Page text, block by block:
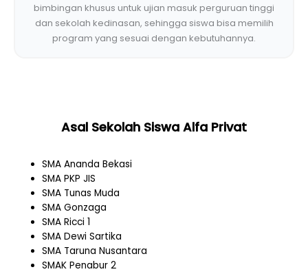
bimbingan khusus untuk ujian masuk perguruan tinggi
dan sekolah kedinasan, sehingga siswa bisa memilih
program yang sesuai dengan kebutuhannya.
Asal Sekolah Siswa Alfa Privat
SMA Ananda Bekasi
SMA PKP JIS
SMA Tunas Muda
SMA Gonzaga
SMA Ricci 1
SMA Dewi Sartika
SMA Taruna Nusantara
SMAK Penabur 2